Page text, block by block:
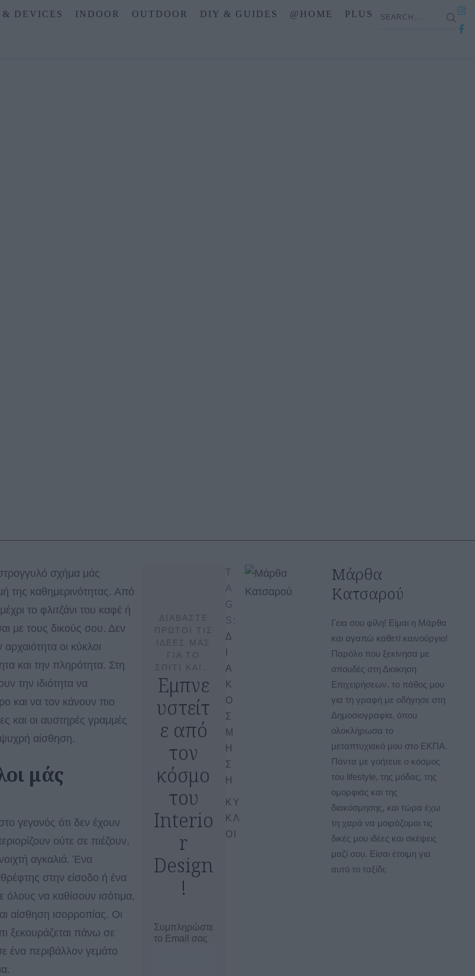
DEVICES INDOOR OUTDOOR DIY & GUIDES @HOME PLUS
σχήμα μάς
της καθημερινότητας. Από
το φλιτζάνι του καφέ ή
με τους δικούς σου. Δεν
οι κύκλοι
και την πληρότητα. Στη
την ιδιότητα να
και να τον κάνουν πιο
και οι αυστηρές γραμμές
αίσθηση.
μάς
γεγονός ότι δεν έχουν
ούτε σε πιέζουν,
αγκαλιά. Ένα
στην είσοδο ή ένα
όλους να καθίσουν ισότιμα,
αίσθηση ισορροπίας. Οι
ξεκουράζεται πάνω σε
ένα περιβάλλον γεμάτο
ΔΙΑΒΑΣΤΕ
ΠΡΩΤΟΙ ΤΙΣ
ΙΔΕΕΣ ΜΑΣ
ΓΙΑ ΤΟ
ΣΠΙΤΙ ΚΑΙ…
Εμπνε
υστείτ
ε από
τον
κόσμο
του
Interio
r
Design
!
Συμπληρώστε
το Email σας
T
A
G
S:
Δ
Α
Κ
Ο
Σ
Μ
Η
Σ
Η
ΚΥ
ΚΛ
ΟΙ
Μάρθα
Κατσαρού
Γεια σου φίλη! Είμαι η Μάρθα
και αγαπώ καθετί καινούργιο!
Παρόλο που ξεκίνησα με
σπουδές στη Διοίκηση
Επιχειρήσεων, το πάθος μου
για τη γραφή με οδήγησε στη
Δημοσιογραφία, όπου
ολοκλήρωσα το
μεταπτυχιακό μου στο ΕΚΠΑ.
Πάντα με γοήτευε ο κόσμος
του lifestyle, της μόδας, της
ομορφιάς και της
διακόσμησης, και τώρα έχω
τη χαρά να μοιράζομαι τις
δικές μου ιδέες και σκέψεις
μαζί σου. Είσαι έτοιμη για
αυτό το ταξίδι;